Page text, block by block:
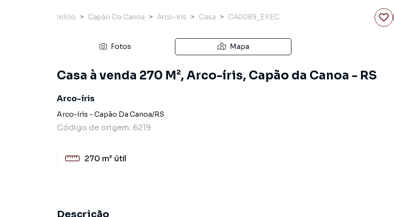
Início Capão Da Canoa Arco-íris Casa CA0089_EXEC
Fotos Mapa
Casa à venda 270 M², Arco-íris, Capão da Canoa - RS
Arco-íris
Arco-íris - Capão Da Canoa/RS
Código de origem: 6219
270 m² útil
Descrição